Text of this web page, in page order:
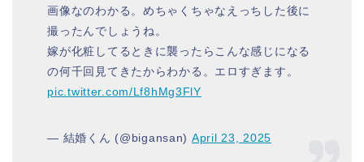
画像なのわかる。めちゃくちゃなえっちした後に
撮ったんでしょうね。
嫁が化粧してるときに襲ったらこんな感じになる
の何千回見てきたからわかる。エロすぎます。
pic.twitter.com/Lf8hMg3FlY
— 結婚くん (@bigansan) April 23, 2025